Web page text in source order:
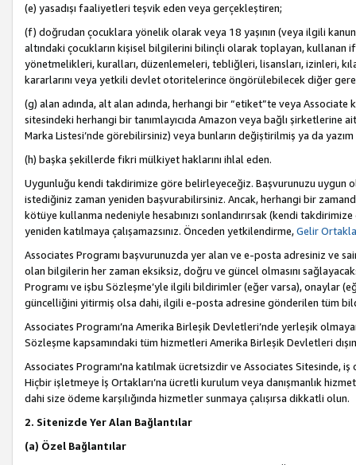
(e) yasadışı faaliyetleri teşvik eden veya gerçekleştiren;
(f) doğrudan çocuklara yönelik olarak veya 18 yaşının (veya ilgili
altındaki çocukların kişisel bilgilerini bilinçli olarak toplayan, kullanan
yönetmelikleri, kuralları, düzenlemeleri, tebliğleri, lisansları, izinleri,
kararlarını veya yetkili devlet otoritelerince öngörülebilecek diğer
(g) alan adında, alt alan adında, herhangi bir “etiket”te veya
sitesindeki herhangi bir tanımlayıcıda Amazon veya bağlı şirketlerine
Marka Listesi’nde görebilirsiniz) veya bunların değiştirilmiş ya da
(h) başka şekillerde fikri mülkiyet haklarını ihlal eden.
Uygunluğu kendi takdirimize göre belirleyeceğiz. Başvurunuzu uygun
istediğiniz zaman yeniden başvurabilirsiniz. Ancak, herhangi bir
kötüye kullanma nedeniyle hesabınızı sonlandırırsak (kendi
yeniden katılmaya çalışamazsınız. Önceden yetkilendirme,Gelir
Associates Programı başvurunuzda yer alan ve e-posta adresiniz ve
olan bilgilerin her zaman eksiksiz, doğru ve güncel olmasını
Programı ve işbu Sözleşme’yle ilgili bildirimler (eğer varsa), onaylar
güncelliğini yitirmiş olsa dahi, ilgili e-posta adresine gönderilen tüm
Associates Programı’na Amerika Birleşik Devletleri’nde yerleşik
Sözleşme kapsamındaki tüm hizmetleri Amerika Birleşik Devletleri
Associates Programı'na katılmak ücretsizdir ve Associates Sitesinde,
Hiçbir işletmeye İş Ortakları’na ücretli kurulum veya danışmanlık
dahi size ödeme karşılığında hizmetler sunmaya çalışırsa dikkatli olun.
2. Sitenizde Yer Alan Bağlantılar
(a) Özel Bağlantılar